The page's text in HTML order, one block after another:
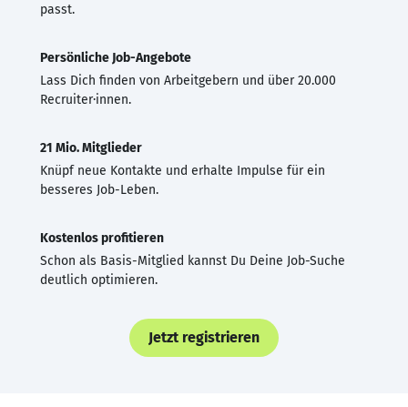
passt.
Persönliche Job-Angebote
Lass Dich finden von Arbeitgebern und über 20.000
Recruiter·innen.
21 Mio. Mitglieder
Knüpf neue Kontakte und erhalte Impulse für ein
besseres Job-Leben.
Kostenlos profitieren
Schon als Basis-Mitglied kannst Du Deine Job-Suche
deutlich optimieren.
Jetzt registrieren